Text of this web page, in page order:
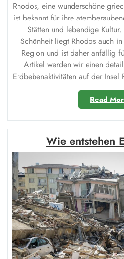
Rhodos, eine wunderschöne
ist bekannt für ihre
Stätten und lebendige
Schönheit liegt Rhodos auch
Region und ist daher anfällig
Artikel werden wir einen
Erdbebenaktivitäten auf der
Read
Wie entstehen